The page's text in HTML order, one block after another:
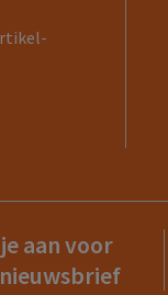
aan voor